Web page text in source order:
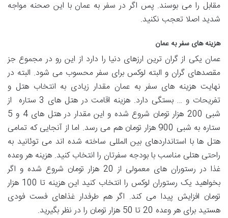
مقابل را می بوسند. پس اگر در سفر به عمان با این صحنه مواجه
شدید اصلا تعجب نکنید.
هزینه های سفر به عمان
عمان یکی از گران ترین ارزهای دنیا را دارد از این رو در مجموع جز
مقصدهای گران و البته لوکس برای سفر محسوب می شود. البته در
نهایت هزینه های سفر به عمان مقدار زیادی به انتخاب هتل و
تفریحات و … بستگی دارد. هزینه اقامت در هتل های 3 ستاره از
شبی 200 هزار تومان شروع شده و این مقدار در هتل های 4 و 5
ستاره به شبی 900 هزار تومان هم می رسد. اما از آنجایی که تمامی
هتل ها با استانداردهای بین المللی ساخته شده اند می توئانید به
راحتی هتلی مناسب با بودجه سفرتان را انتخاب کنید. هزینه هر وعده
غذا در رستوران های معمولی از 20 هزار تومان شروع شده و اگر
بخواهید یک رستوران لوکس را انتخاب کنید این هزینه تا 100 هزار
تومان افزایش پیدا می کند. اگر هم طرفدار غذاهای فست فودی
هستید برای هر وعده 20 تا 50 هزار تومان را در نظر بگیرید.